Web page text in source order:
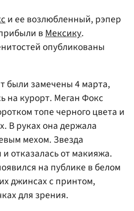
и ее возлюбленный, рэпер
вМексику.
опубликованы
были замечены 4 марта,
на курорт. Меган Фокс
топе черного цвета и
В руках она держала
мехом. Звезда
отказалась от макияжа.
на публике в белом
джинсах с принтом,
для зрения.